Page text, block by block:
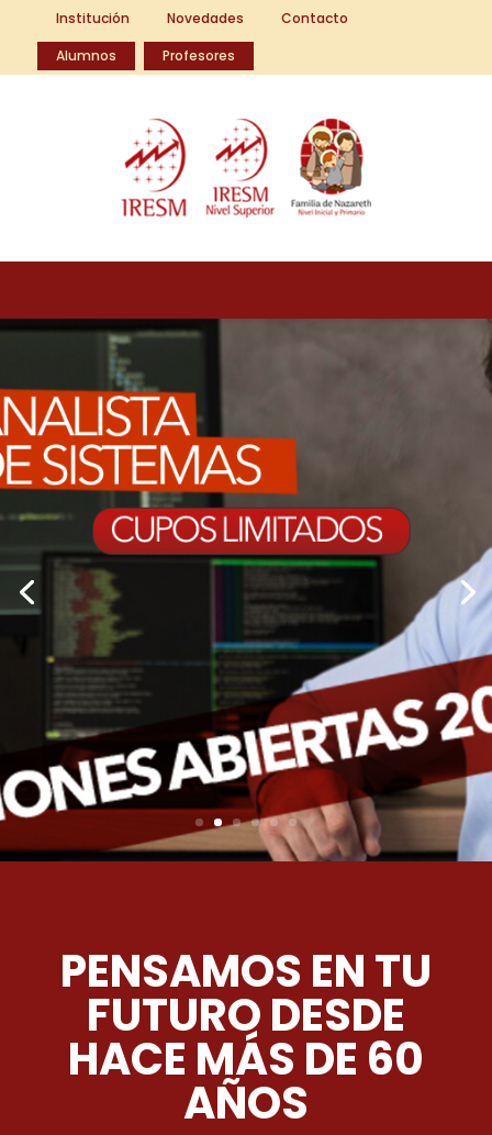
Institución Novedades
Contacto
Alumnos
Profesores
PENSAMOS EN TU
FUTURO DESDE
HACE MÁS DE 60
AÑOS